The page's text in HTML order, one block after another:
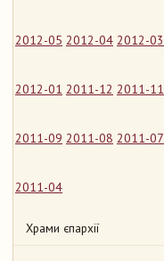
2012-05 2012-04 2012-03
2012-01 2011-12 2011-11
2011-09 2011-08 2011-07
2011-04
Храми єпархії